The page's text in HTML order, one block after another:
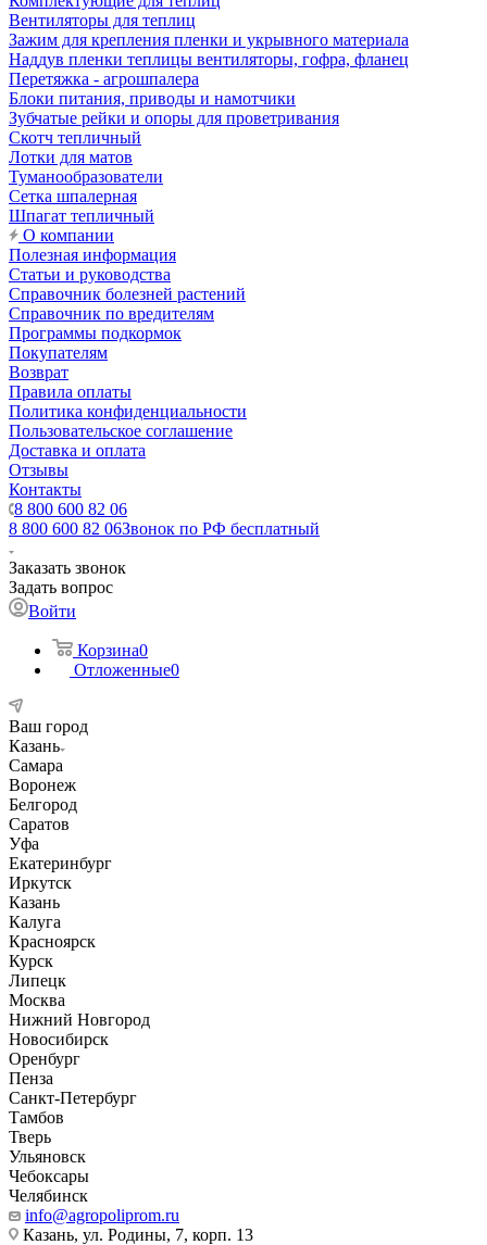
Вентиляторы для теплиц
Зажим для крепления пленки и укрывного материала
Наддув пленки теплицы вентиляторы, гофра, фланец
Перетяжка - агрошпалера
Блоки питания, приводы и намотчики
Зубчатые рейки и опоры для проветривания
Скотч тепличный
Лотки для матов
Туманообразователи
Сетка шпалерная
Шпагат тепличный
О компании
Полезная информация
Статьи и руководства
Справочник болезней растений
Справочник по вредителям
Программы подкормок
Покупателям
Возврат
Правила оплаты
Политика конфиденциальности
Пользовательское соглашение
Доставка и оплата
Отзывы
Контакты
8 800 600 82 06
8 800 600 82 06Звонок по РФ бесплатный
Заказать звонок
Задать вопрос
Войти
Корзина0
Отложенные0
Ваш город
Казань
Самара
Воронеж
Белгород
Саратов
Уфа
Екатеринбург
Иркутск
Казань
Калуга
Красноярск
Курск
Липецк
Москва
Нижний Новгород
Новосибирск
Оренбург
Пенза
Санкт-Петербург
Тамбов
Тверь
Ульяновск
Чебоксары
Челябинск
info@agropoliprom.ru
Казань, ул. Родины, 7, корп. 13